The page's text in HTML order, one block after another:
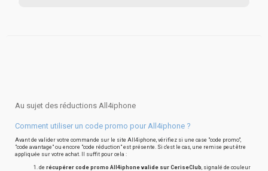
Au sujet des réductions All4iphone
Comment utiliser un code promo pour All4iphone ?
Avant de valider votre commande sur le site All4iphone, vérifiez si une case "code promo",
"code avantage" ou encore "code réduction" est présente. Si c'est le cas, une remise peut être
appliquée sur votre achat. Il suffit pour cela :
de récupérer code promo All4iphone valide sur CeriseClub, signalé de couleur